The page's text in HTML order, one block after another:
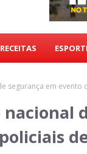
RECEITAS
segurança em evento